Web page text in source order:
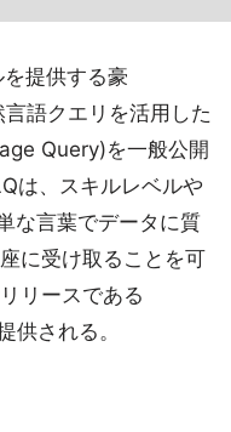
提供する豪
語クエリを活用した
Query)を一般公開
は、スキルレベルや
な言葉でデータに質
に受け取ることを可
リースである
供される。